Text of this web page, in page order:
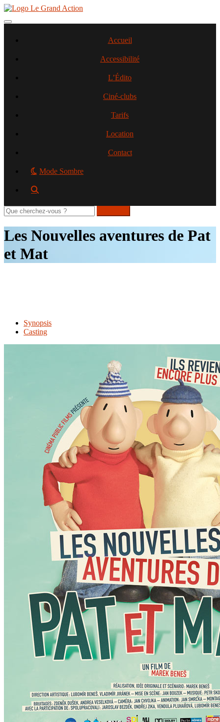
Aller
contenu
Toggle navigation
Accueil
Accessibilité
L’Édito
Ciné-clubs
Tarifs
Location
Contact
Mode Sombre
Rechercher
sur
le
site
Les Nouvelles aventures de Pat
et Mat
Synopsis
Casting